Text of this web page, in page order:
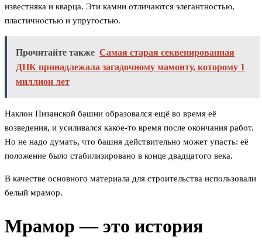
известняка и кварца. Эти камни отличаются элегантностью,
пластичностью и упругостью.
Прочитайте также Самая старая секвенированная
ДНК принадлежала загадочному мамонту, которому 1
миллион лет
Наклон Пизанской башни образовался ещё во время её
возведения, и усиливался какое-то время после окончания работ.
Но не надо думать, что башня действительно может упасть: её
положение было стабилизировано в конце двадцатого века.
В качестве основного материала для строительства использовали
белый мрамор.
Мрамор — это история